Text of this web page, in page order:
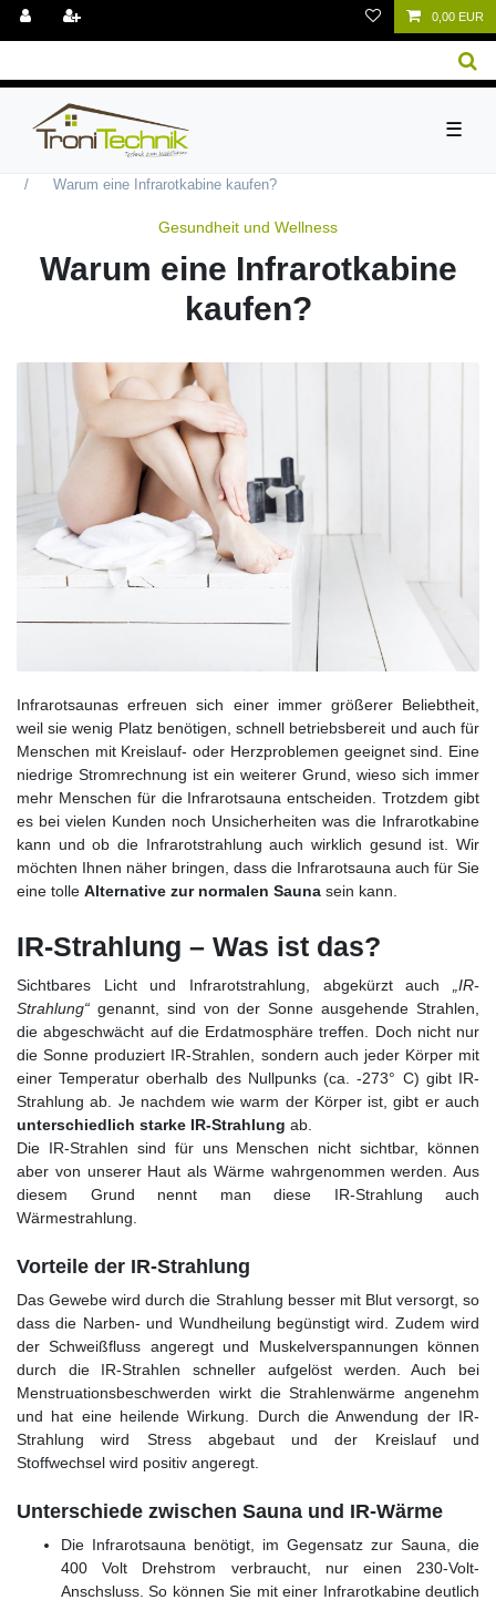
0,00 EUR
☰
Gesundheit und Wellness
Warum eine Infrarotkabine kaufen?
Gesundheit und Wellness
Warum eine Infrarotkabine
kaufen?
Infrarotsaunas erfreuen sich einer immer größerer Beliebtheit,
weil sie wenig Platz benötigen, schnell betriebsbereit und auch für
Menschen mit Kreislauf- oder Herzproblemen geeignet sind. Eine
niedrige Stromrechnung ist ein weiterer Grund, wieso sich immer
mehr Menschen für die Infrarotsauna entscheiden. Trotzdem gibt
es bei vielen Kunden noch Unsicherheiten was die Infrarotkabine
kann und ob die Infrarotstrahlung auch wirklich gesund ist. Wir
möchten Ihnen näher bringen, dass die Infrarotsauna auch für Sie
eine tolle Alternative zur normalen Sauna sein kann.
IR-Strahlung – Was ist das?
Sichtbares Licht und Infrarotstrahlung, abgekürzt auch
„IR-
Strahlung“ genannt, sind von der Sonne ausgehende Strahlen,
die abgeschwächt auf die Erdatmosphäre treffen. Doch nicht nur
die Sonne produziert IR-Strahlen, sondern auch jeder Körper mit
einer Temperatur oberhalb des Nullpunks (ca. -273° C) gibt IR-
Strahlung ab. Je nachdem wie warm der Körper ist, gibt er auch
unterschiedlich starke IR-Strahlung ab.
Die IR-Strahlen sind für uns Menschen nicht sichtbar, können
aber von unserer Haut als Wärme wahrgenommen werden. Aus
diesem Grund nennt man diese IR-Strahlung auch
Wärmestrahlung.
Vorteile der IR-Strahlung
Das Gewebe wird durch die Strahlung besser mit Blut versorgt, so
dass die Narben- und Wundheilung begünstigt wird. Zudem wird
der Schweißfluss angeregt und Muskelverspannungen können
durch die IR-Strahlen schneller aufgelöst werden. Auch bei
Menstruationsbeschwerden wirkt die Strahlenwärme angenehm
und hat eine heilende Wirkung. Durch die Anwendung der IR-
Strahlung wird Stress abgebaut und der Kreislauf und
Stoffwechsel wird positiv angeregt.
Unterschiede zwischen Sauna und IR-Wärme
Die Infrarotsauna benötigt, im Gegensatz zur Sauna, die
400 Volt Drehstrom verbraucht, nur einen 230-Volt-
Anschsluss. So können Sie mit einer Infrarotkabine deutlich